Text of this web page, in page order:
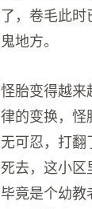
了，卷毛此
鬼地方。
怪胎变得越来
律的变换，怪
无可忍，打翻
死去，这小区
毕竟是个幼教